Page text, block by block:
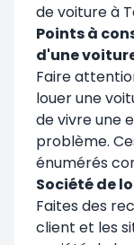
de voiture à
Points à
d'une
Faire
louer une
de vivre une
problème.
énumérés
Société de
Faites des
client et les